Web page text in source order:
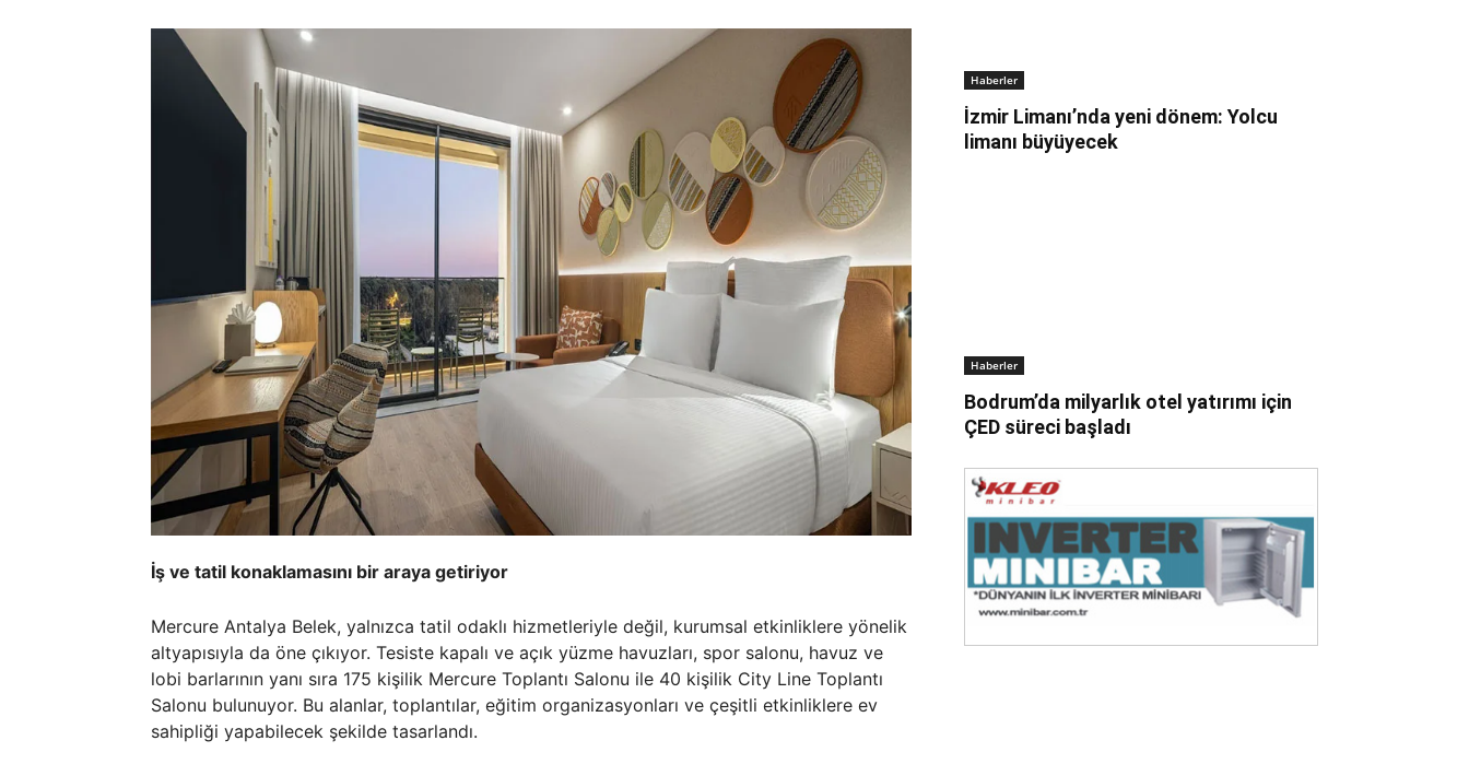
İş ve tatil konaklamasını bir araya getiriyor
Mercure Antalya Belek, yalnızca tatil odaklı hizmetleriyle değil, kurumsal etkinliklere yönelik
altyapısıyla da öne çıkıyor. Tesiste kapalı ve açık yüzme havuzları, spor salonu, havuz ve
lobi barlarının yanı sıra 175 kişilik Mercure Toplantı Salonu ile 40 kişilik City Line Toplantı
Salonu bulunuyor. Bu alanlar, toplantılar, eğitim organizasyonları ve çeşitli etkinliklere ev
sahipliği yapabilecek şekilde tasarlandı.
Haberler
İzmir Limanı’nda yeni dönem: Yolcu
limanı büyüyecek
Haberler
Bodrum’da milyarlık otel yatırımı için
ÇED süreci başladı